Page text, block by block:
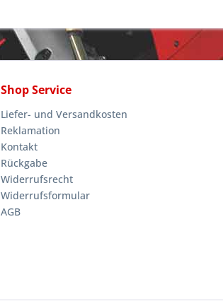
Shop Service
Liefer- und Versandkosten
Reklamation
Kontakt
Rückgabe
Widerrufsrecht
Widerrufsformular
AGB